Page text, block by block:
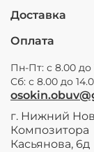
Доставка
Оплата
Пн-Пт: с 8.00 до
Сб: с 8.00 до
г. Нижний
Композитора
Касьянова, 6д